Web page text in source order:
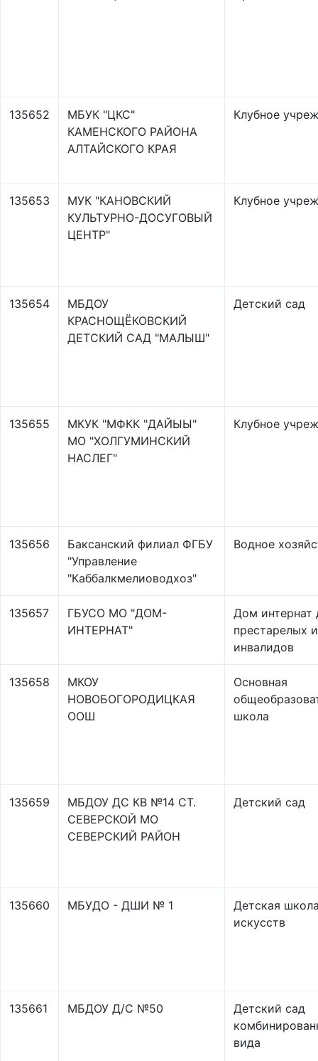
135652
МБУК "ЦКС"
КАМЕНСКОГО РАЙОНА
АЛТАЙСКОГО КРАЯ
Клубное
135653
МУК "КАНОВСКИЙ
КУЛЬТУРНО-ДОСУГОВЫЙ
ЦЕНТР"
Клубное
135654
МБДОУ
КРАСНОЩЁКОВСКИЙ
ДЕТСКИЙ САД "МАЛЫШ"
Детский сад
135655
МКУК "МФКК "ДАЙЫЫ"
МО "ХОЛГУМИНСКИЙ
НАСЛЕГ"
Клубное
135656
Баксанский филиал ФГБУ
"Управление
"Каббалкмелиоводхоз"
Водное
135657
ГБУСО МО "ДОМ-
ИНТЕРНАТ"
Дом интернат
престарелых и
инвалидов
135658
МКОУ
НОВОБОГОРОДИЦКАЯ
ООШ
Основная
школа
135659
МБДОУ ДС КВ №14 СТ.
СЕВЕРСКОЙ МО
СЕВЕРСКИЙ РАЙОН
Детский сад
135660 МБУДО - ДШИ № 1
Детская
искусств
135661 МБДОУ Д/С №50
Детский сад
вида